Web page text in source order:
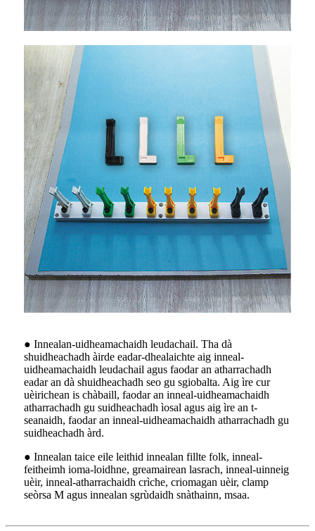
● Innealan-uidheamachaidh leudachail. Tha dà
shuidheachadh àirde eadar-dhealaichte aig inneal-
uidheamachaidh leudachail agus faodar an atharrachadh
eadar an dà shuidheachadh seo gu sgiobalta. Aig ìre cur
uèirichean is chàbaill, faodar an inneal-uidheamachaidh
atharrachadh gu suidheachadh ìosal agus aig ìre an t-
seanaidh, faodar an inneal-uidheamachaidh atharrachadh gu
suidheachadh àrd.
● Innealan taice eile leithid innealan fillte folk, inneal-
feitheimh ioma-loidhne, greamairean lasrach, inneal-uinneig
uèir, inneal-atharrachaidh crìche, criomagan uèir, clamp
seòrsa M agus innealan sgrùdaidh snàthainn, msaa.